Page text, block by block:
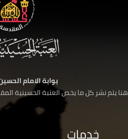
بوابة الامام
هنا يتم نشر كل ما يخص العتبة الحسينية
خدمات